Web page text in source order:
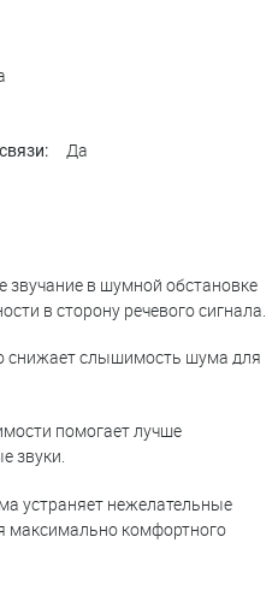
Да
звучание в шумной обстановке
в сторону речевого сигнала.
снижает слышимость шума для
помогает лучше
звуки.
устраняет нежелательные
комфортного